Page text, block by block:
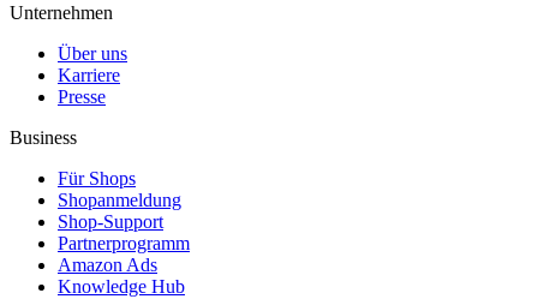
Unternehmen
Über uns
Karriere
Presse
Business
Für Shops
Shopanmeldung
Shop-Support
Partnerprogramm
Amazon Ads
Knowledge Hub